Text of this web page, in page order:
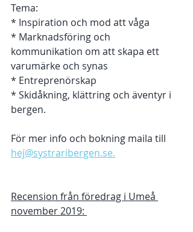
Tema:
* Inspiration och mod att våga
* Marknadsföring och
kommunikation om att skapa ett
varumärke och synas
* Entreprenörskap
* Skidåkning, klättring och äventyr i
bergen.
För mer info och bokning maila till
hej@systraribergen.se.
Recension från föredrag i Umeå
november 2019: